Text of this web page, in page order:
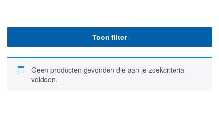
Toon filter
Geen producten gevonden die aan je zoekcriteria
voldoen.